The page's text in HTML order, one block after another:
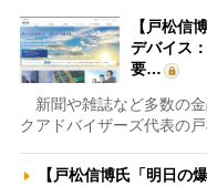
【戸松信
デバイス
要…
新聞や雑誌など多数の
クアドバイザーズ代表の
【戸松信博氏「明日の